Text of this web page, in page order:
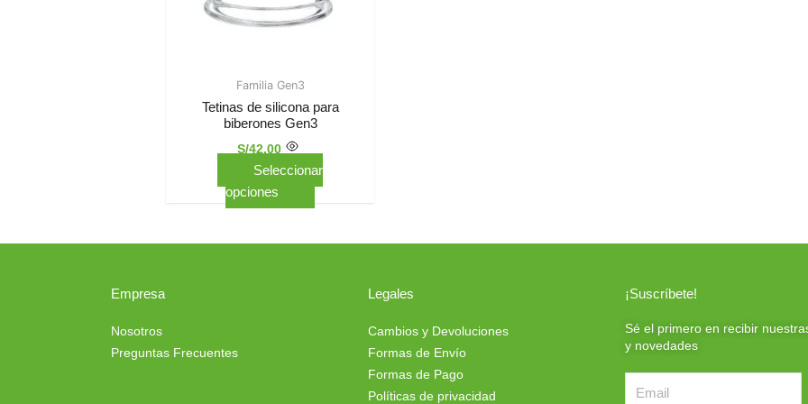
Familia Gen3
Tetinas de silicona para
biberones Gen3
S/42.00
Seleccionar
opciones
se
la
página
de
producto
Empresa
Nosotros
Preguntas Frecuentes
Legales
Cambios y Devoluciones
Formas de Envío
Formas de Pago
Políticas de privacidad
¡Suscríbete!
Sé el primero en recibir
y novedades